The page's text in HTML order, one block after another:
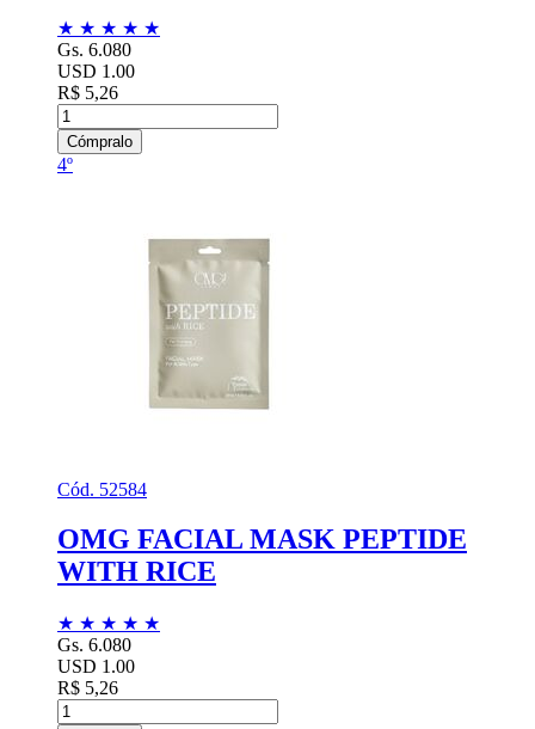
★ ★ ★ ★ ★
Gs. 6.080
USD 1.00
R$ 5,26
Cómpralo
4º
Cód. 52584
OMG FACIAL MASK PEPTIDE
WITH RICE
★ ★ ★ ★ ★
Gs. 6.080
USD 1.00
R$ 5,26